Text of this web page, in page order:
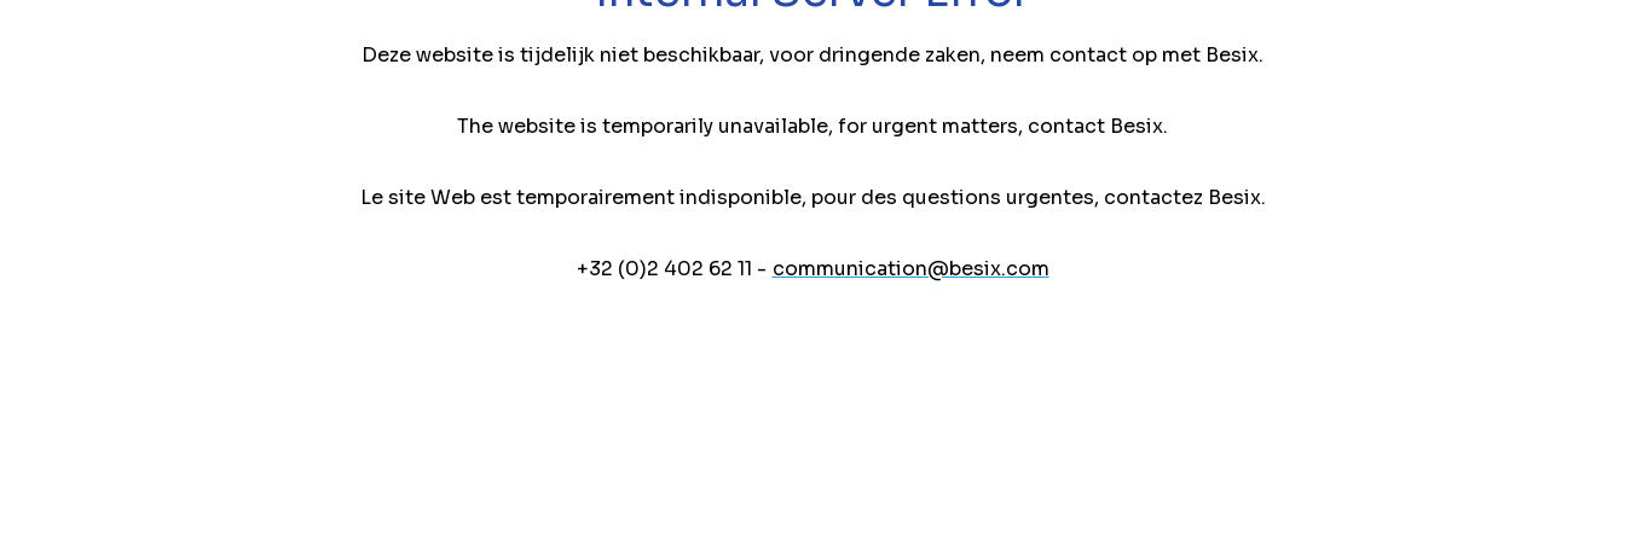
Deze website is tijdelijk niet beschikbaar, voor dringende zaken, neem contact op met Besix.
The website is temporarily unavailable, for urgent matters, contact Besix.
Le site Web est temporairement indisponible, pour des questions urgentes, contactez Besix.
+32 (0)2 402 62 11 - communication@besix.com